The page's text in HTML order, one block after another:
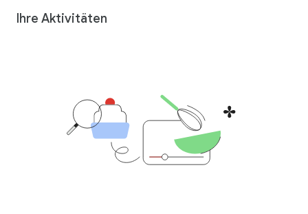
Ihre Aktivitäten